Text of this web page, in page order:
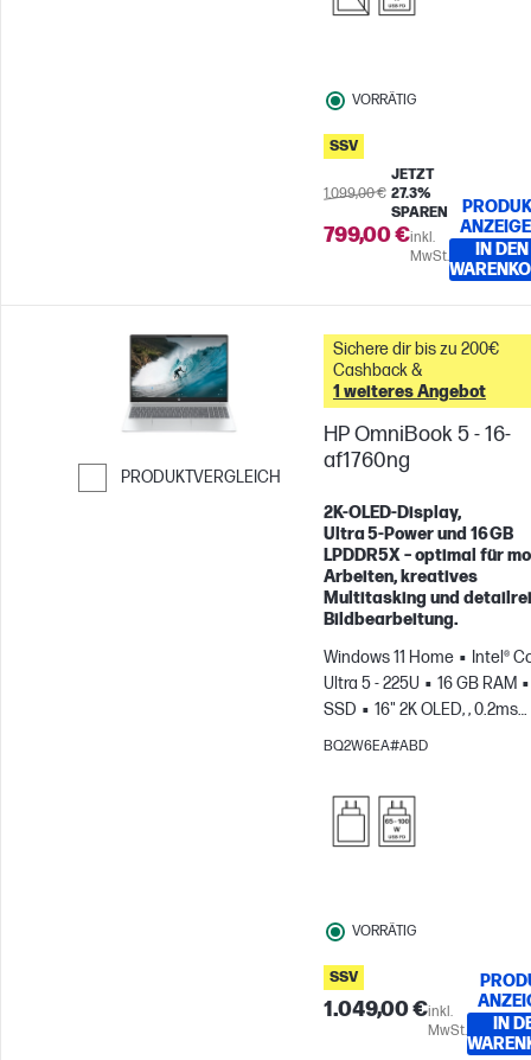
VORRÄTIG
SSV
1.099,00 €
JETZT
27.3%
SPAREN
799,00 €inkl.
MwSt.
IN DEN
PRODUKTVERGLEICH
Weiter zum Vergleichen
Sichere dir bis zu 200€
Cashback &
1 weiteres Angebot
HP OmniBook 5 - 16-
af1760ng
2K‑OLED‑Display,
Ultra 5‑Power und 16 GB
LPDDR5X – optimal für
Arbeiten, kreatives
Multitasking und
Bildbearbeitung.
Windows 11 Home
Intel®
Ultra 5 - 225U
16 GB RAM
SSD
16" 2K OLED, , 0.2ms
Reaktionszeit
BQ2W6EA#ABD
VORRÄTIG
SSV
1.049,00 €inkl.
MwSt.
IN